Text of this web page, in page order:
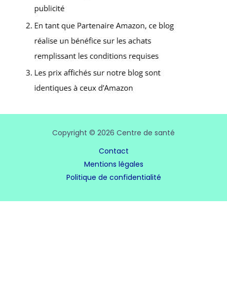
Copyright © 2026 Centre de santé
Contact
Mentions légales
Politique de confidentialité